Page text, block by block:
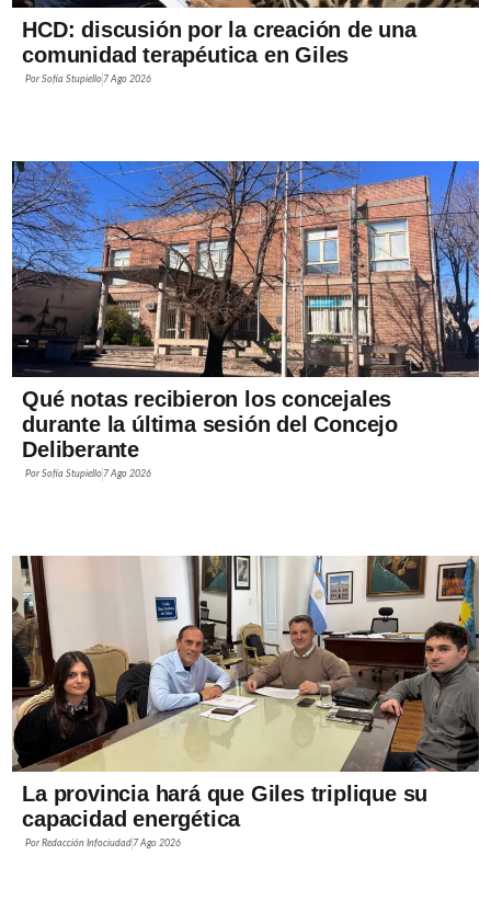
HCD: discusión por la creación de una
comunidad terapéutica en Giles
PorSofía Stupiello 7 Ago 2026
Qué notas recibieron los concejales
durante la última sesión del Concejo
Deliberante
PorSofía Stupiello 7 Ago 2026
La provincia hará que Giles triplique su
capacidad energética
PorRedacción Infociudad 7 Ago 2026